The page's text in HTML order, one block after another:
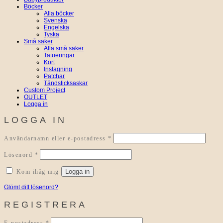
Böcker
Alla böcker
Svenska
Engelska
Tyska
Små saker
Alla små saker
Tatueringar
Kort
Inslagning
Patchar
Tändsticksaskar
Custom Project
OUTLET
Logga in
LOGGA IN
Användarnamn eller e-postadress *
Lösenord *
Kom ihåg mig Logga in
Glömt ditt lösenord?
REGISTRERA